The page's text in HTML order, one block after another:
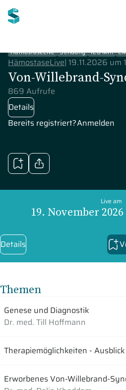
HämostaseLive Sendung 120 Min
HämostaseLive| 19.11.2026 um
Von-Willebrand-
869 Aufrufe
Details
Bereits registriert?Anmelden
Live am
19. November
Details
Themen
Genese und Diagnostik
Dr. med. Till Hoffmann
Therapiemöglichkeiten -
Erworbenes Von-Willebrand-